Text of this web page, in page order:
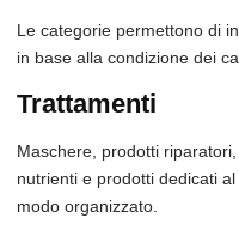
Le categorie permettono di
in base alla condizione dei
Trattamenti
Maschere, prodotti
nutrienti e prodotti dedicati
modo organizzato.